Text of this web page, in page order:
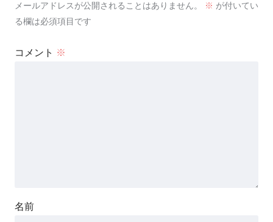
メールアドレスが公開されることはありません。 ※ が付いてい
る欄は必須項目です
コメント ※
名前